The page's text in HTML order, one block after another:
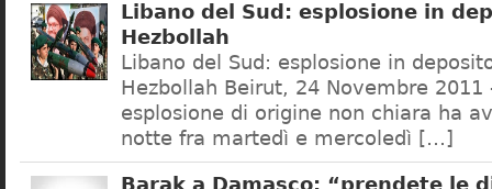
Libano del Sud: esplosione in
Hezbollah
Libano del Sud: esplosione in
Hezbollah Beirut, 24 Novembre 2011
esplosione di origine non chiara ha
notte fra martedì e mercoledì […]
Barak a Damasco: “prendete le